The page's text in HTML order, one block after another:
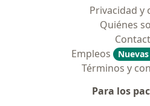
Privacidad y
Quiénes
Empleos
Términos y
Para los